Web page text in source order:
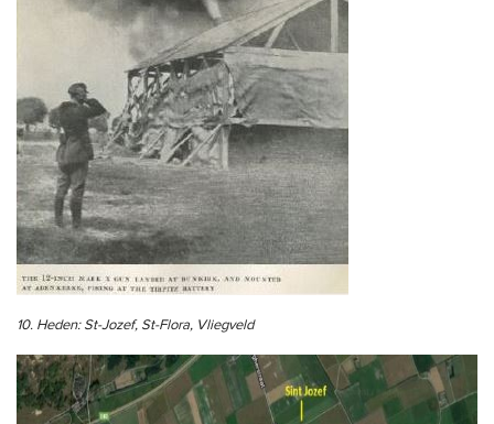
10. Heden: St-Jozef, St-Flora, Vliegveld